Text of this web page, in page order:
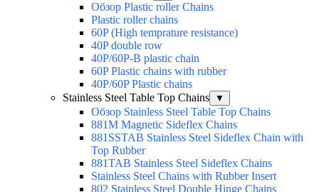
Обзор Plastic roller Chains
Plastic roller chains
60P (High temprature resistance)
40P double row
40P/60P-B plastic chain
60P Plastic chains with rubber
40P/60P Plastic chains
Stainless Steel Table Top Chains
▼
Обзор Stainless Steel Table Top Chains
881M Magnetic Sideflex Chains
881SSTAB Stainless Steel Sideflex Chain with
Top Rubber
881TAB Stainless Steel Sideflex Chains
Stainless Steel Chains with Rubber Insert
802 Stainless Steel Double Hinge Chains